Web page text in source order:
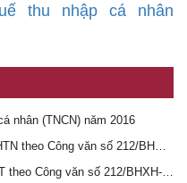
thu nhập cá nhân
nhân (TNCN) năm 2016